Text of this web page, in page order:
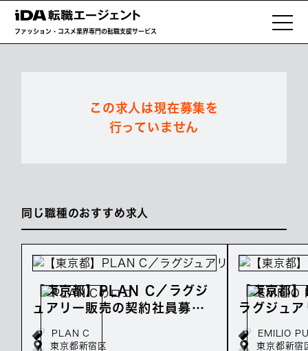
ファッション・コスメ業界専門の転職支援サービス
この求人は現在募集を
行っていません
同じ職種のおすすめ求人
【東京都】PLAN C／ラグジ
ュアリー販売の契約社員募集
／年収322万～
PLAN C
東京都新宿区
【東京都
ラグジュ
員募集／
EMILIO
東京都新宿